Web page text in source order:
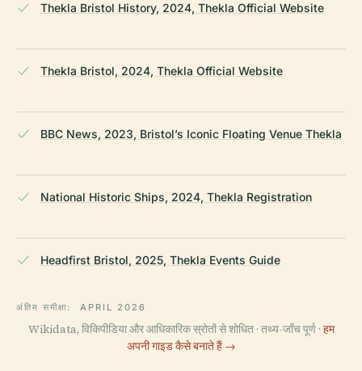
Thekla Bristol History, 2024, Thekla Official Website
Thekla Bristol, 2024, Thekla Official Website
BBC News, 2023, Bristol’s Iconic Floating Venue Thekla
National Historic Ships, 2024, Thekla Registration
Headfirst Bristol, 2025, Thekla Events Guide
अंतिम समीक्षा: APRIL 2026
Wikidata, विकिपीडिया और आधिकारिक स्रोतों से शोधित · तथ्य-जाँच पूर्ण · हम
अपनी गाइड कैसे बनाते हैं →